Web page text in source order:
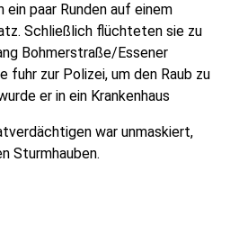
paar Runden auf einem
Schließlich flüchteten sie zu
Bohmerstraße/Essener
fuhr zur Polizei, um den Raub zu
er in ein Krankenhaus
war unmaskiert,
Sturmhauben.